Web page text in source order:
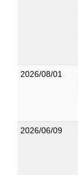
2026/08/01
2026/06/09